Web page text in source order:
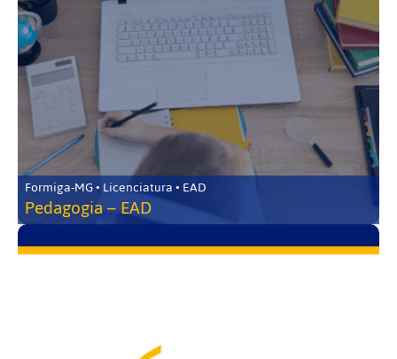
Formiga-MG • Licenciatura • EAD
Pedagogia – EAD